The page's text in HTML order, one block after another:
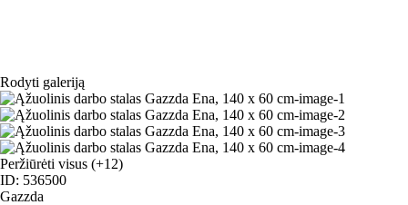
Rodyti galeriją
Peržiūrėti visus (+12)
ID: 536500
Gazzda